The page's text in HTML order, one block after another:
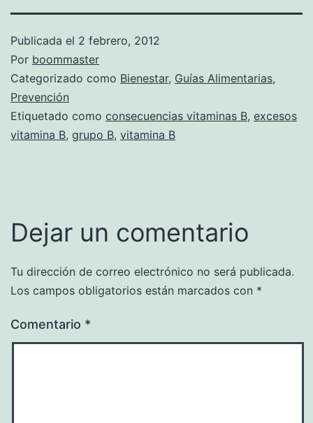
Publicada el 2 febrero, 2012
Por boommaster
Categorizado como Bienestar, Guías Alimentarias,
Prevención
Etiquetado como consecuencias vitaminas B, excesos
vitamina B, grupo B, vitamina B
Dejar un comentario
Tu dirección de correo electrónico no será publicada.
Los campos obligatorios están marcados con *
Comentario *